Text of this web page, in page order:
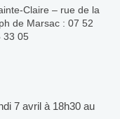
Claire – rue de la
de Marsac : 07 52
33 05
7 avril à 18h30 au